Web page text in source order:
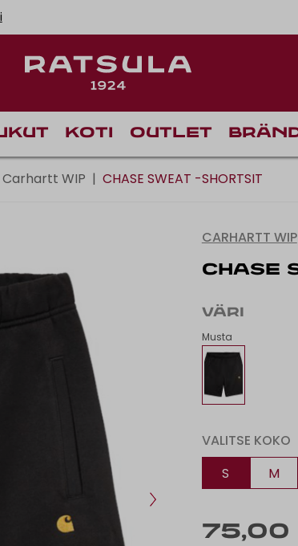
Koti Outlet
Carhartt WIP | CHASE SWEAT -SHORTSIT
CARHARTT WIP
CHASE
VÄRI
Musta
VALITSE KOKO
S
M
75,00